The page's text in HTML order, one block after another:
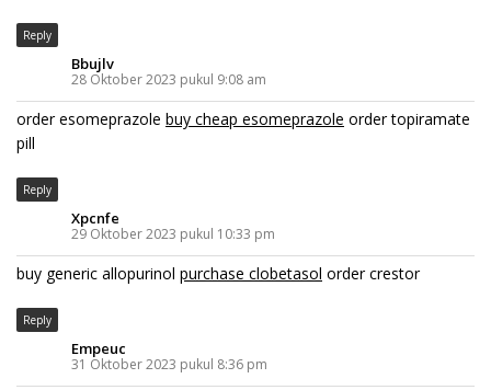
Reply
Bbujlv
28 Oktober 2023 pukul 9:08 am
order esomeprazole buy cheap esomeprazole order topiramate
pill
Reply
Xpcnfe
29 Oktober 2023 pukul 10:33 pm
buy generic allopurinol purchase clobetasol order crestor
Reply
Empeuc
31 Oktober 2023 pukul 8:36 pm